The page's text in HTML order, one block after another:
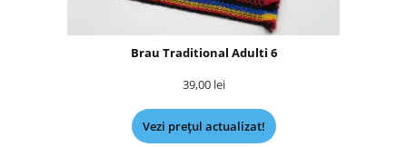
Brau Traditional Adulti 6
39,00 lei
Vezi prețul actualizat!